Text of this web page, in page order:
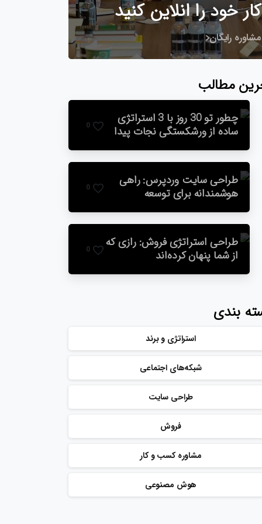
کار خود را انلاین کنید
مشاوره رایگان
مطالب
چطور تو 30 روز با 3 استراتژی
ساده از ورشکستگی نجات پیدا
0
طراحی سایت وردپرس: راهی
هوشمندانه برای توسعه
0
طراحی استراتژی فروش: رازی که
از شما پنهان کرده‌اند
0
بندی
استراتژی و برند
شبکه‌های اجتماعی
طراحی سایت
فروش
مشاوره کسب و کار
هوش مصنوعی